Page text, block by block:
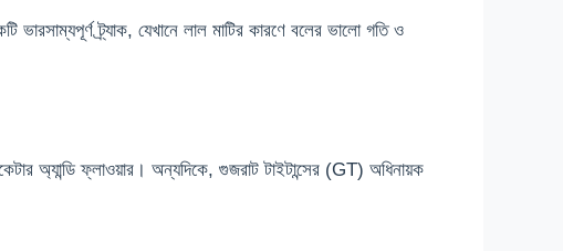
ট্র্যাক, যেখানে লাল মাটির কারণে বলের ভালো গতি ও
অ্যান্ডি ফ্লাওয়ার। অন্যদিকে, গুজরাট টাইটান্সের (GT) অধিনায়ক